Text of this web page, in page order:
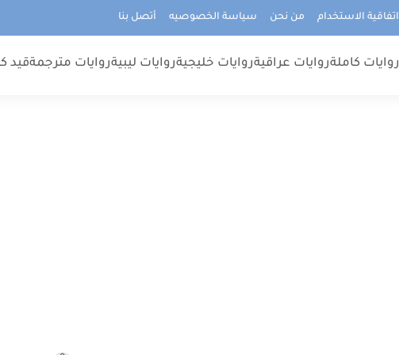
اتفاقية الاستخدام من نحن سياسة الخصوصيه أتصل بنا
روايات كاملةروايات عراقيةروايات خليجيةروايات ليبيةروايات مترجمةقيد